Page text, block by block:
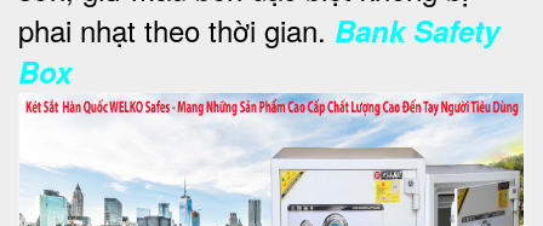
phai nhạt theo thời gian. Bank Safety
Box